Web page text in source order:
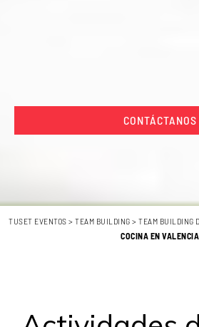
CONTÁCTANOS
TUSET EVENTOS > TEAM BUILDING > TEAM BUILDING
COCINA EN VALENCIA